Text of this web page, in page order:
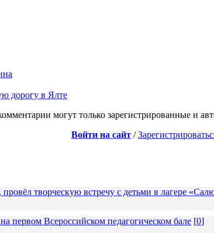
дорогу в Ялте
могут только зарегистрированные и
Войти на сайт /
творческую встречу с детьми в лагере
Всероссийском педагогическом бале [0]